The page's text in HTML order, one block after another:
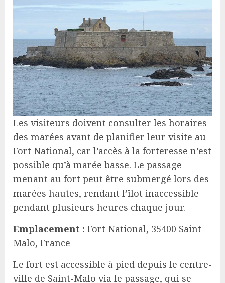
Les visiteurs doivent consulter les horaires
des marées avant de planifier leur visite au
Fort National, car l’accès à la forteresse n’est
possible qu’à marée basse. Le passage
menant au fort peut être submergé lors des
marées hautes, rendant l’îlot inaccessible
pendant plusieurs heures chaque jour.
Emplacement : Fort National, 35400 Saint-
Malo, France
Le fort est accessible à pied depuis le centre-
ville de Saint-Malo via le passage, qui se